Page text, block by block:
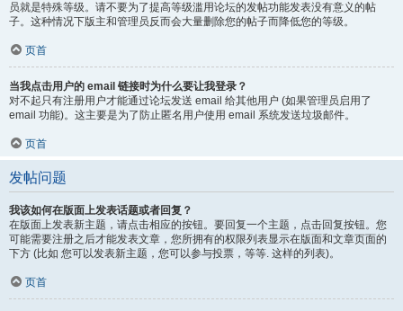
员就是特殊等级。请不要为了提高等级滥用论坛的发帖功能发表没有意义的帖
子。这种情况下版主和管理员反而会大量删除您的帖子而降低您的等级。
页首
当我点击用户的 email 链接时为什么要让我登录？
对不起只有注册用户才能通过论坛发送 email 给其他用户 (如果管理员启用了
email 功能)。这主要是为了防止匿名用户使用 email 系统发送垃圾邮件。
页首
发帖问题
我该如何在版面上发表话题或者回复？
在版面上发表新主题，请点击相应的按钮。要回复一个主题，点击回复按钮。您
可能需要注册之后才能发表文章，您所拥有的权限列表显示在版面和文章页面的
下方 (比如 您可以发表新主题，您可以参与投票，等等. 这样的列表)。
页首